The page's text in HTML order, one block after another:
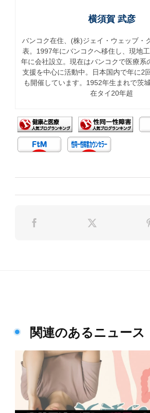
横須賀 武彦
バンコク在住、(株)ジェイ・ウェッブ・
表。1997年にバンコクへ移住し、現地
年に会社設立。現在はバンコクで医療系
支援を中心に活動中。日本国内で年に2
も開催しています。1952年生まれで茨
在タイ20年超
関連のあるニュース